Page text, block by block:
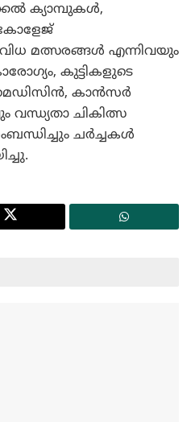
ക്യാമ്പുകള്‍,
മത്സരങ്ങള്‍ എന്നിവയും
കുട്ടികളുടെ
കാന്‍സര്‍
വന്ധ്യതാ ചികിത്സ
ചര്‍ച്ചകള്‍